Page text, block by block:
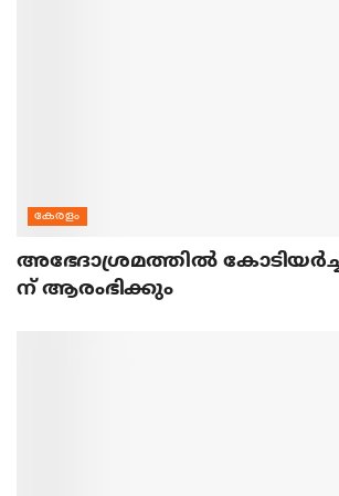
കേരളം
അഭേദാശ്രമത്തില്‍
ന് ആരംഭിക്കും